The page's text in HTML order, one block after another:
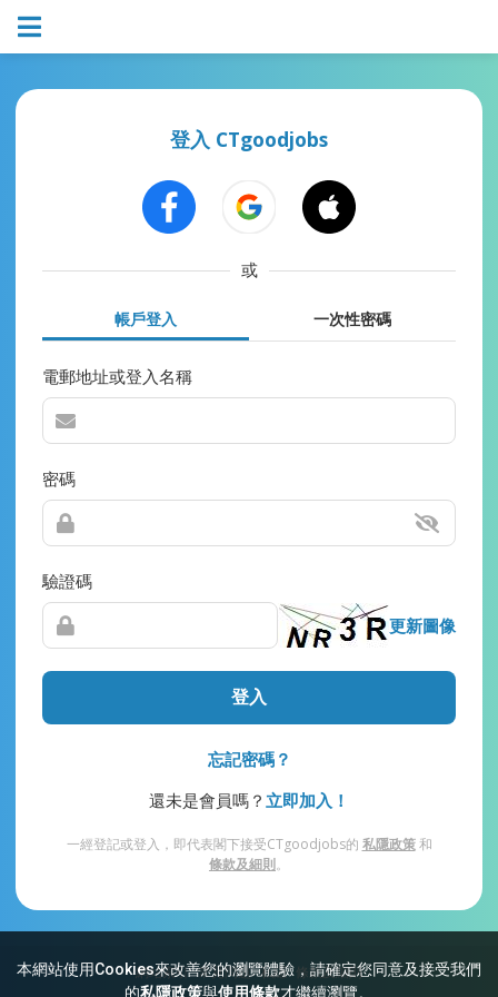
本網站使用Cookies來改善您的瀏覽體驗，請確定您同意及接受我們
的私隱政策與使用條款才繼續瀏覽。
登入 CTgoodjobs
或
帳戶登入 一次性密碼
電郵地址或登入名稱
密碼
驗證碼
更新圖像
登入
忘記密碼？
還未是會員嗎？ 立即加入！
一經登記或登入，即代表閣下接受CTgoodjobs的 私隱政策和
條款及細則。
網站索引 常見問題 私隱 條款及細則